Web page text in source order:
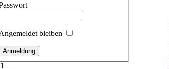
Angemeldet bleiben